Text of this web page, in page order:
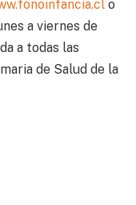
o
a viernes de
a todas las
de Salud de la